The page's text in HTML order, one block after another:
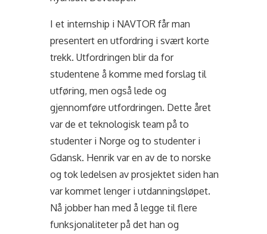
I et internship i NAVTOR får man
presentert en utfordring i svært korte
trekk. Utfordringen blir da for
studentene å komme med forslag til
utføring, men også lede og
gjennomføre utfordringen. Dette året
var de et teknologisk team på to
studenter i Norge og to studenter i
Gdansk. Henrik var en av de to norske
og tok ledelsen av prosjektet siden han
var kommet lenger i utdanningsløpet.
Nå jobber han med å legge til flere
funksjonaliteter på det han og